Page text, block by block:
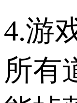
4.游
所有